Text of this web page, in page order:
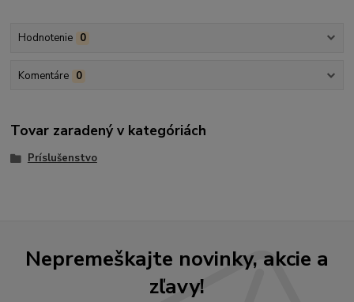
Hodnotenie 0
Komentáre 0
Tovar zaradený v kategóriách
Príslušenstvo
Nepremeškajte novinky, akcie a
zľavy!